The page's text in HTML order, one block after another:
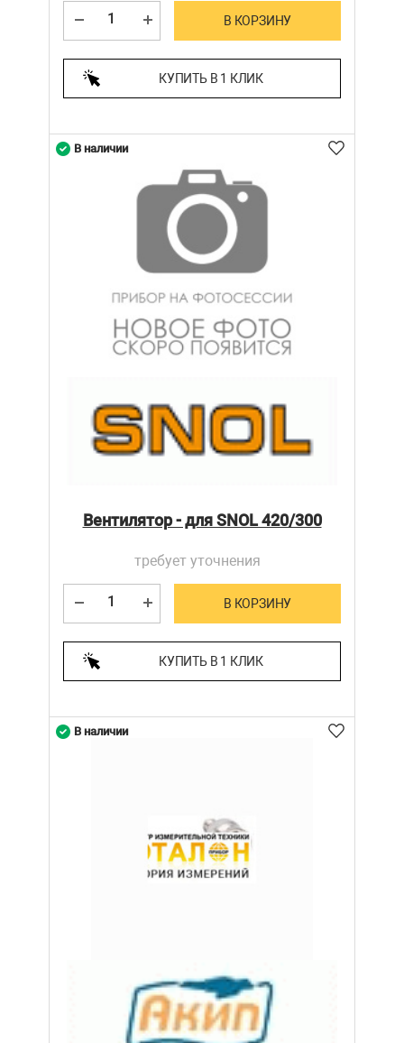
В КОРЗИНУ
КУПИТЬ В 1 КЛИК
Вентилятор - для SNOL 420/300
требует уточнения
В КОРЗИНУ
КУПИТЬ В 1 КЛИК
В наличии
В наличии